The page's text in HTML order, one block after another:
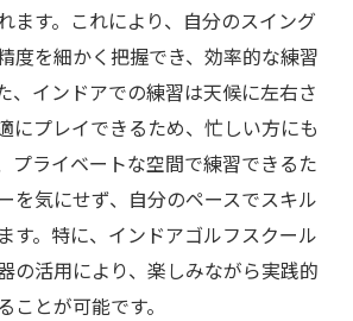
ます。これにより、自分のスイング
度を細かく把握でき、効率的な練習
、インドアでの練習は天候に左右さ
にプレイできるため、忙しい方にも
プライベートな空間で練習できるた
を気にせず、自分のペースでスキル
す。特に、インドアゴルフスクール
の活用により、楽しみながら実践的
ことが可能です。